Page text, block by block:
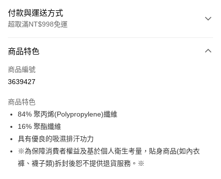
付款與運送方式
超取滿NT$998免運
信用卡一次付款
超商取貨付款
Apple Pay
街口支付
悠遊付
Google Pay
商品特色
商品編號
3639427
商品特色
84% 聚丙烯(Polypropylene)纖維
16% 聚酯纖維
具有優良的吸濕排汗功力
※為保障消費者權益及基於個人衛生考量，貼身商品(如內衣
褲、襪子類)拆封後恕不提供退貨服務。※